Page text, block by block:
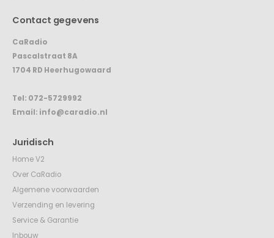
Contact gegevens
CaRadio
Pascalstraat 8A
1704 RD Heerhugowaard
Tel: 072-5729992
Email: info@caradio.nl
Juridisch
Home V2
Over CaRadio
Algemene voorwaarden
Verzending en levering
Service & Garantie
Inbouw